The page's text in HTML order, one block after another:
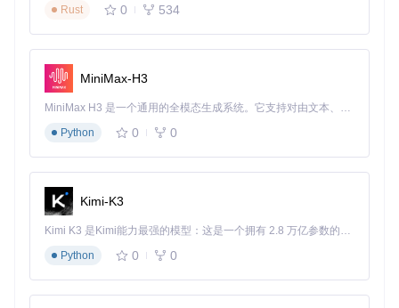
本地解析引擎 ：零数据上传，所有计算在用户设备本地完成
动态线程调整
5%
三、场景落地：行业痛点如何通过技术方案解
问题：5-10GB CAD图纸下载频繁中断，传统方式需整夜挂机
方案：启用分块下载模式，结合断点续传技术
小时
Rust
0 534
MiniMax-H3
MiniMax H3 是一个通用的全模态生成系统。它支持对由文本、图像、视频和音频组成的多模态上下文进行统一理解，并能生成分辨率高达 2K、时长可达 15 秒的带原生立体声音频的视频。得益于面向任务泛化的系统设计，H3 在预训练阶段就已具备广泛的多模态上下文理解与生成能力，能够出色地执行复杂的多模态指令。
Python
0 0
Kimi-K3
Kimi K3 是Kimi能力最强的模型：这是一个拥有 2.8 万亿参数的混合专家（MoE）模型，具备原生视觉理解能力，并支持 100 万 token 的上下文窗口。
Python
0 0